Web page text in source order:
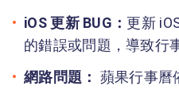
iOS 更新 BUG： 更新
的錯誤或問題，導致行
網路問題： 蘋果行事曆